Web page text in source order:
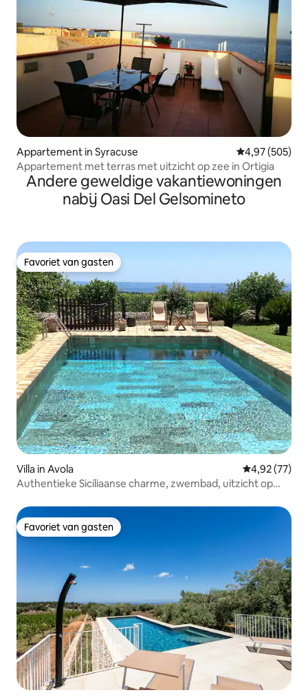
Appartement in Syracuse Gemiddelde
4,97 (505)
Appartement met terras met uitzicht op zee in Ortigia
Andere geweldige vakantiewoningen
nabij Oasi Del Gelsomineto
Favoriet van gasten
Favoriet van gasten
Villa in Avola Gemiddelde
4,92 (77)
Authentieke Siciliaanse charme, zwembad, uitzicht op
Favoriet van gasten
Favoriet van gasten